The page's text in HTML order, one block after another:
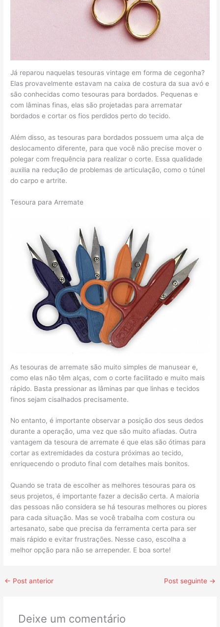
Já reparou naquelas tesouras vintage em forma de cegonha?
Elas provavelmente estavam na caixa de costura da sua avó e
são conhecidas como tesouras para bordados. Pequenas e
com lâminas finas, elas são projetadas para arrematar
bordados e cortar os fios perdidos perto do tecido.
Além disso, as tesouras para bordados possuem uma alça de
deslocamento diferente, para que você não precise mover o
polegar com frequência para realizar o corte. Essa qualidade
auxilia na redução de problemas de articulação, como o túnel
do carpo e artrite.
Tesoura para Arremate
As tesouras de arremate são muito simples de manusear e,
como elas não têm alças, com o corte facilitado e muito mais
rápido. Basta pressionar as lâminas par que linhas e tecidos
finos sejam cisalhados precisamente.
No entanto, é importante observar a posição dos seus dedos
durante a operação, uma vez que são muito afiadas. Outra
vantagem da tesoura de arremate é que elas são ótimas para
cortar as extremidades da costura próximas ao tecido,
enriquecendo o produto final com detalhes mais bonitos.
Quando se trata de escolher as melhores tesouras para os
seus projetos, é importante fazer a decisão certa. A maioria
das pessoas não considera se há tesouras melhores ou piores
para cada situação. Mas se você trabalha com costura ou
artesanato, sabe que precisa da ferramenta certa para ser
mais rápido e evitar frustrações. Nesse caso, escolha a
melhor opção para não se arrepender. E boa sorte!
← Post anterior Post seguinte →
Deixe um comentário